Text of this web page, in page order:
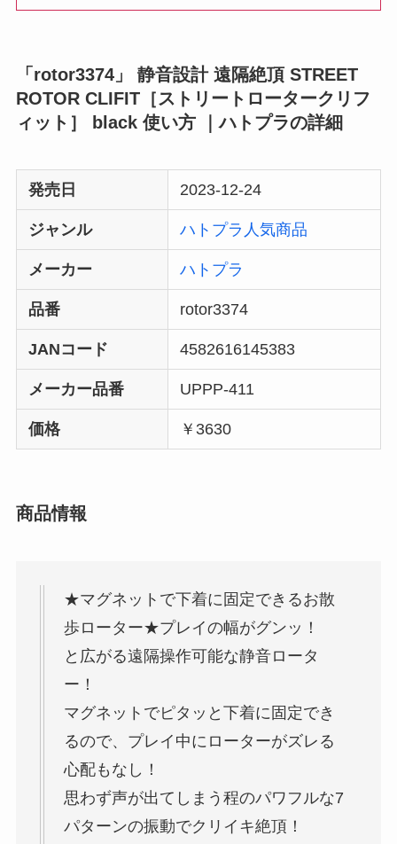
「rotor3374」 静音設計 遠隔絶頂 STREET
ROTOR CLIFIT［ストリートロータークリフ
ィット］ black 使い方 ｜ハトプラの詳細
発売日 2023-12-24
ジャンル ハトプラ人気商品
メーカー ハトプラ
品番 rotor3374
JANコード 4582616145383
メーカー品番 UPPP-411
価格 ￥3630
商品情報
★マグネットで下着に固定できるお散
歩ローター★プレイの幅がグンッ！
と広がる遠隔操作可能な静音ロータ
ー！
マグネットでピタッと下着に固定でき
るので、プレイ中にローターがズレる
心配もなし！
思わず声が出てしまう程のパワフルな7
パターンの振動でクリイキ絶頂！